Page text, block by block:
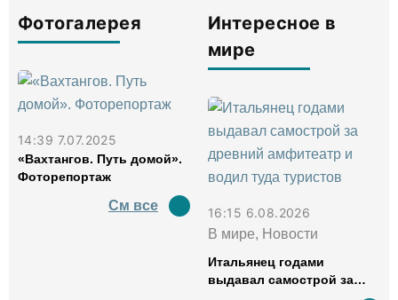
Фотогалерея
14:39 7.07.2025
«Вахтангов. Путь домой».
Фоторепортаж
См все
Интересное в
мире
16:15 6.08.2026
В мире, Новости
Итальянец годами
выдавал самострой за